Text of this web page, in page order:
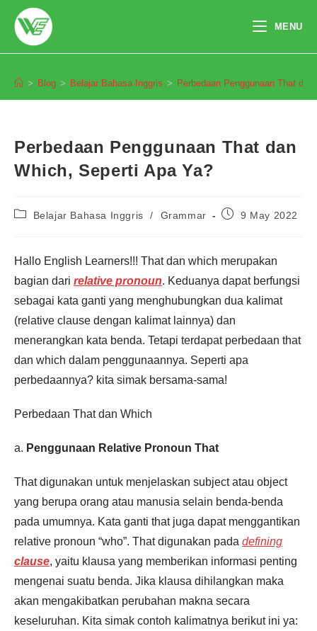
content
MENU
> Blog > Belajar Bahasa Inggris > Perbedaan Penggunaan That
Perbedaan Penggunaan That dan
Which, Seperti Apa Ya?
PostBelajar Bahasa Inggris / Grammar
Post9 May 2022
Hallo English Learners!!! That dan which merupakan
bagian dari relative pronoun. Keduanya dapat berfungsi
sebagai kata ganti yang menghubungkan dua kalimat
(relative clause dengan kalimat lainnya) dan
menerangkan kata benda. Tetapi terdapat perbedaan that
dan which dalam penggunaannya. Seperti apa
perbedaannya? kita simak bersama-sama!
Perbedaan That dan Which
a. Penggunaan Relative Pronoun That
That digunakan untuk menjelaskan subject atau object
yang berupa orang atau manusia selain benda-benda
pada umumnya. Kata ganti that juga dapat menggantikan
relative pronoun “who”. That digunakan pada defining
clause, yaitu klausa yang memberikan informasi penting
mengenai suatu benda. Jika klausa dihilangkan maka
akan mengakibatkan perubahan makna secara
keseluruhan. Kita simak contoh kalimatnya berikut ini ya:
Muhammad Radjab Pratama
pendaftaran program Integrated
lalu.